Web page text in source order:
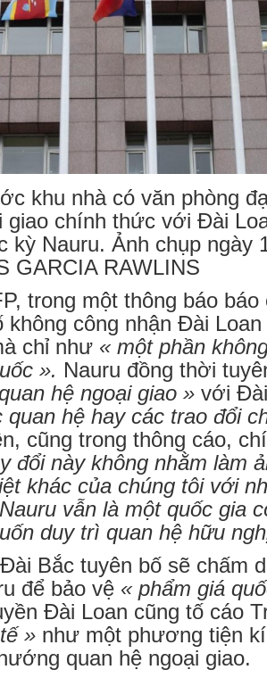
khu nhà có văn phòng
giao chính thức với Đài
kỳ Nauru. Ảnh chụp ngày
GARCIA RAWLINS
trong một thông báo
không công nhận Đài
chỉ như « một phần
». Nauru đồng thời
hệ ngoại giao » với
quan hệ hay các trao đổi
cũng trong thông cáo,
đổi này không nhằm làm
khác của chúng tôi với
vẫn là một quốc gia
duy trì quan hệ hữu
Bắc tuyên bố sẽ chấm
để bảo vệ « phẩm giá
Đài Loan cũng tố cáo
» như một phương tiện
quan hệ ngoại giao.